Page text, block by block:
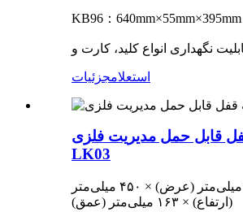
KB96：640mm×55mm×395mm
استعلامجزئیات
قابل حمل مدیریت فلزی
LK03
اندازه: ۳۶۰ میلی‌متر (عرض) × ۴۵۰ میلی‌متر
(ارتفاع) × ۱۶۳ میلی‌متر (عمق)